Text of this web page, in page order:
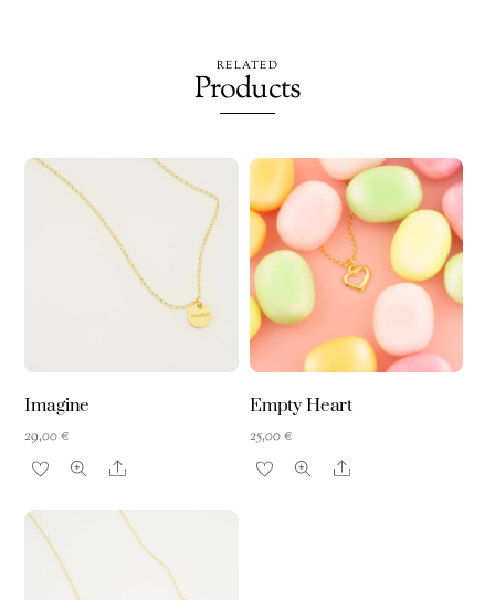
RELATED
Products
Imagine
29,00€
Share
Empty Heart
25,00€
Share